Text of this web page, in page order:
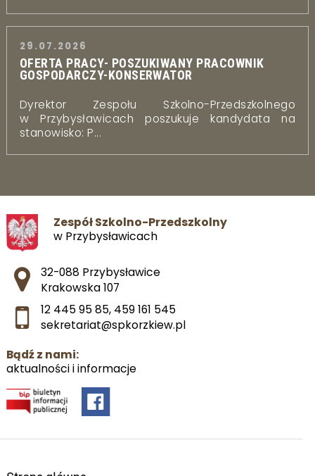
29.07.2026
OFERTA PRACY- POSZUKIWANY PRACOWNIK
GOSPODARCZY-KONSERWATOR
Dyrektor Zespołu Szkolno-Przedszkolnego
w Przybysławicach poszukuje kandydata na
stanowisko: P...
Zespół Szkolno-Przedszkolny
w Przybysławicach
Adres pocztowy:
32-088 Przybysławice
Krakowska 107
12 445 95 85, 459 161 545
sekretariat@spkorzkiew.pl
Bądź z nami:
aktualności i informacje